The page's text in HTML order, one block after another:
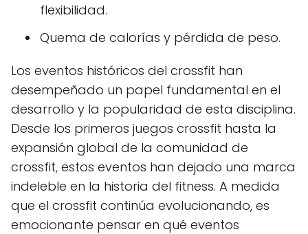
flexibilidad.
Quema de calorías y pérdida de peso.
Los eventos históricos del crossfit han
desempeñado un papel fundamental en el
desarrollo y la popularidad de esta disciplina.
Desde los primeros juegos crossfit hasta la
expansión global de la comunidad de
crossfit, estos eventos han dejado una marca
indeleble en la historia del fitness. A medida
que el crossfit continúa evolucionando, es
emocionante pensar en qué eventos